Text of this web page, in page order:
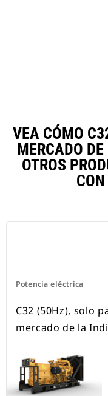
VEA CÓMO
MERCADO
OTROS
Potencia eléctrica
C32 (50Hz), solo
mercado de la